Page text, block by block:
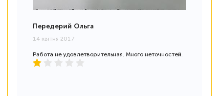
Передерий Ольга
14 квітня 2017
Работа не удовлетворительная. Много неточностей.